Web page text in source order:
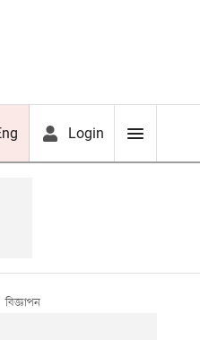
Login